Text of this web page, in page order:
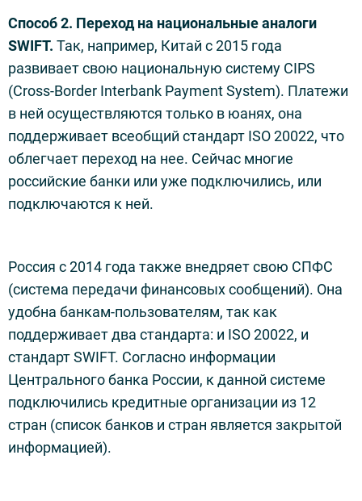
Способ 2. Переход на национальные аналоги
SWIFT. Так, например, Китай с 2015 года
развивает свою национальную систему CIPS
(Cross-Border Interbank Payment System). Платежи
в ней осуществляются только в юанях, она
поддерживает всеобщий стандарт ISO 20022, что
облегчает переход на нее. Сейчас многие
российские банки или уже подключились, или
подключаются к ней.
Россия с 2014 года также внедряет свою СПФС
(система передачи финансовых сообщений). Она
удобна банкам-пользователям, так как
поддерживает два стандарта: и ISO 20022, и
стандарт SWIFT. Согласно информации
Центрального банка России, к данной системе
подключились кредитные организации из 12
стран (список банков и стран является закрытой
информацией).